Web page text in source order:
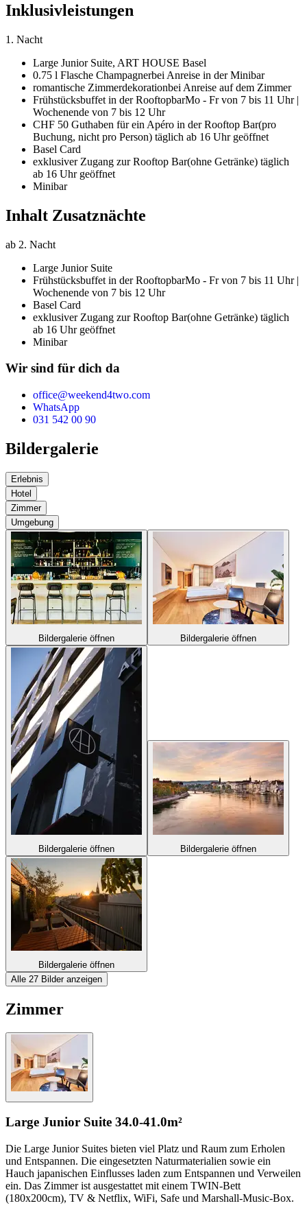
Inklusivleistungen
1. Nacht
Large Junior Suite, ART HOUSE Basel
0.75 l Flasche Champagnerbei Anreise in der Minibar
romantische Zimmerdekorationbei Anreise auf dem Zimmer
Frühstücksbuffet in der RooftopbarMo - Fr von 7 bis 11 Uhr |
Wochenende von 7 bis 12 Uhr
CHF 50 Guthaben für ein Apéro in der Rooftop Bar(pro
Buchung, nicht pro Person) täglich ab 16 Uhr geöffnet
Basel Card
exklusiver Zugang zur Rooftop Bar(ohne Getränke) täglich
ab 16 Uhr geöffnet
Minibar
Inhalt Zusatznächte
ab 2. Nacht
Large Junior Suite
Frühstücksbuffet in der RooftopbarMo - Fr von 7 bis 11 Uhr |
Wochenende von 7 bis 12 Uhr
Basel Card
exklusiver Zugang zur Rooftop Bar(ohne Getränke) täglich
ab 16 Uhr geöffnet
Minibar
Wir sind für dich da
office@weekend4two.com
WhatsApp
031 542 00 90
Bildergalerie
Erlebnis
Hotel
Zimmer
Umgebung
Bildergalerie öffnen Bildergalerie öffnen
Bildergalerie öffnen Bildergalerie öffnen
Bildergalerie öffnen
Alle 27 Bilder anzeigen
Zimmer
Large Junior Suite 34.0-41.0m²
Die Large Junior Suites bieten viel Platz und Raum zum Erholen
und Entspannen. Die eingesetzten Naturmaterialien sowie ein
Hauch japanischen Einflusses laden zum Entspannen und Verweilen
ein. Das Zimmer ist ausgestattet mit einem TWIN-Bett
(180x200cm), TV & Netflix, WiFi, Safe und Marshall-Music-Box.